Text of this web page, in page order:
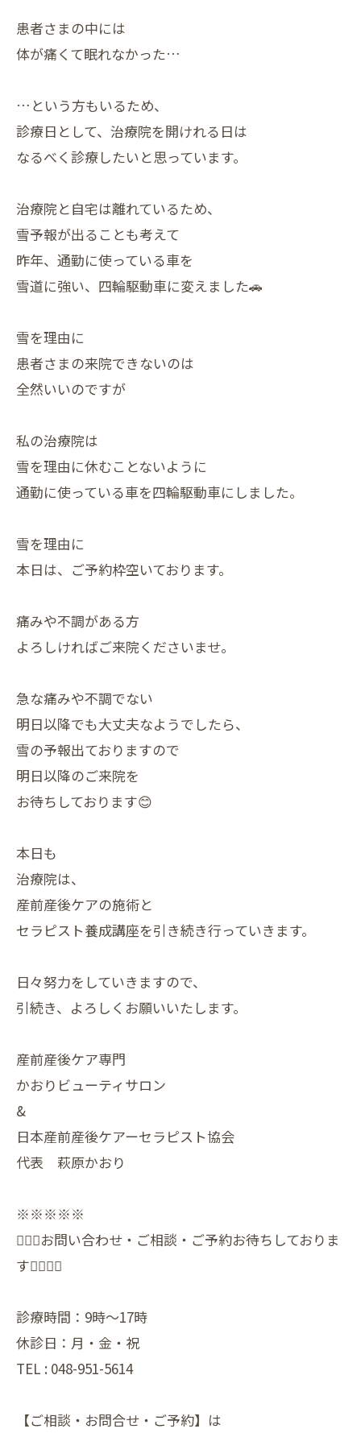
患者さまの中には
体が痛くて眠れなかった…
…という方もいるため、
診療日として、治療院を開けれる日は
なるべく診療したいと思っています。
治療院と自宅は離れているため、
雪予報が出ることも考えて
昨年、通勤に使っている車を
雪道に強い、四輪駆動車に変えました🚗
雪を理由に
患者さまの来院できないのは
全然いいのですが
私の治療院は
雪を理由に休むことないように
通勤に使っている車を四輪駆動車にしました。
雪を理由に
本日は、ご予約枠空いております。
痛みや不調がある方
よろしければご来院くださいませ。
急な痛みや不調でない
明日以降でも大丈夫なようでしたら、
雪の予報出ておりますので
明日以降のご来院を
お待ちしております😊
本日も
治療院は、
産前産後ケアの施術と
セラピスト養成講座を引き続き行っていきます。
日々努力をしていきますので、
引続き、よろしくお願いいたします。
産前産後ケア専門
かおりビューティサロン
&
日本産前産後ケアーセラピスト協会
代表 萩原かおり
※※※※※
🙇🏻‍♀️お問い合わせ・ご相談・ご予約お待ちしておりま
す🙇🏻‍♀️✨️
診療時間：9時〜17時
休診日：月・金・祝
TEL : 048-951-5614
【ご相談・お問合せ・ご予約】は